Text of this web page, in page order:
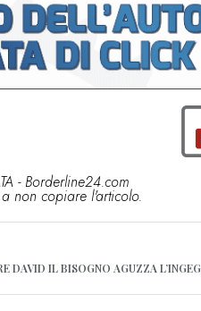
- Borderline24.com
non copiare l'articolo.